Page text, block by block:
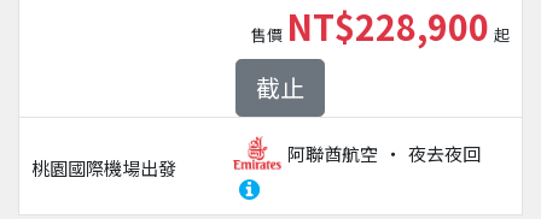
桃園國際機場出發
阿聯酋航空 夜去夜回
售價 NT$228,900 起
截止